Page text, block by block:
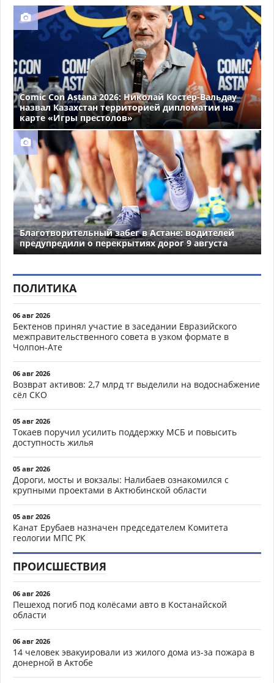
Comic Con Astana 2026: Николай Костер-Вальдау
назвал Казахстан территорией дипломатии на
карте «Игры престолов»
Благотворительный забег в Астане: водителей
предупредили о перекрытиях дорог 9 августа
ПОЛИТИКА
06 авг 2026
Бектенов принял участие в заседании Евразийского
межправительственного совета в узком формате в
Чолпон-Ате
06 авг 2026
Возврат активов: 2,7 млрд тг выделили на водоснабжение
сёл СКО
05 авг 2026
Токаев поручил усилить поддержку МСБ и повысить
доступность жилья
05 авг 2026
Дороги, мосты и вокзалы: Налибаев ознакомился с
крупными проектами в Актюбинской области
05 авг 2026
Канат Ерубаев назначен председателем Комитета
геологии МПС РК
ПРОИСШЕСТВИЯ
06 авг 2026
Пешеход погиб под колёсами авто в Костанайской
области
06 авг 2026
14 человек эвакуировали из жилого дома из-за пожара в
донерной в Актобе